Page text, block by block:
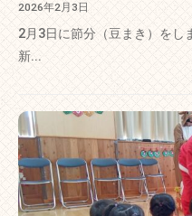
2026年2月3日
2月3日に節分（豆まき）をし
新...